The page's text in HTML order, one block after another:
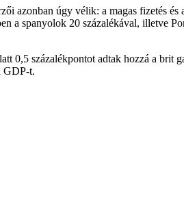
azonban úgy vélik: a magas fizetés
a spanyolok 20 százalékával, illetve
százalékpontot adtak hozzá a brit
GDP-t.